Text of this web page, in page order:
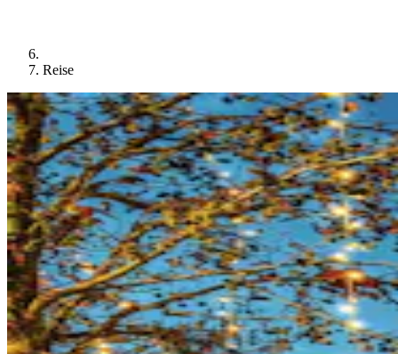
Reise